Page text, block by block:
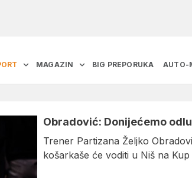
MAGAZIN BIG PREPORUKA AUTO-
Obradović: Donijećemo
Trener Partizana Željko
košarkaše će voditi u Niš na Kup